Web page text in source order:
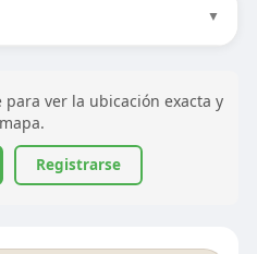
▼
ver la ubicación exacta y
Registrarse